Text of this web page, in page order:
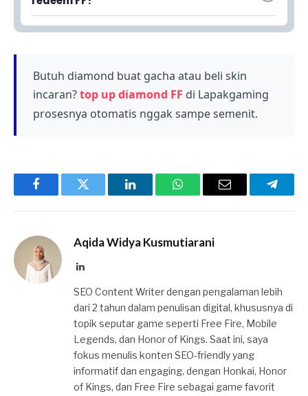
untuk periode Oktober 2024 ini.
Kamu dapat langsung mengklaim kode
melakukan klaim sesegera mungkin agar tidak
kehabisan kuota.
Baca juga Rekomendasi Sensitivitas
Butuh diamond buat gacha atau beli skin
incaran?top up diamond FF di Lapakgaming
prosesnya otomatis nggak sampe semenit.
FacebookTwitter LinkedInWhatsAppEmail
Aqida Widya Kusmutiarani
LinkedIn
SEO Content Writer dengan pengalaman lebih
dari 2 tahun dalam penulisan digital, khususnya di
topik seputar game seperti Free Fire, Mobile
Legends, dan Honor of Kings. Saat ini, saya
fokus menulis konten SEO-friendly yang
informatif dan engaging, dengan Honkai, Honor
of Kings, dan Free Fire sebagai game favorit